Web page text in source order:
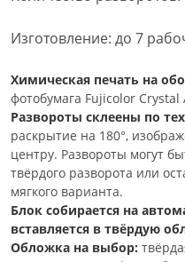
Изготовление: до 7
Химическая печать на
фотобумага Fujicolor Crystal
Развороты склеены по
раскрытие на 180°,
центру. Развороты могут
твёрдого разворота или
мягкого варианта.
Блок собирается на
вставляется в твёрдую
Обложка на выбор: